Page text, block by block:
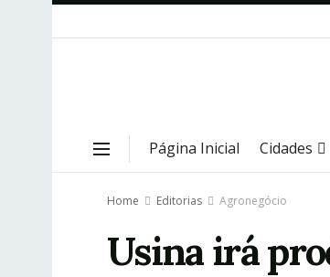
Página Inicial Cidades
Home Editorias Agronegócio
Usina irá